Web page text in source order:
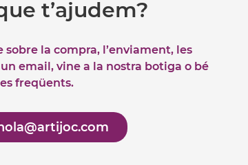
t’ajudem?
la compra, l’enviament, les
email, vine a la nostra botiga o bé
freqüents.